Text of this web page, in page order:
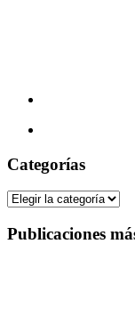
Categorías
Categorías
Publicaciones